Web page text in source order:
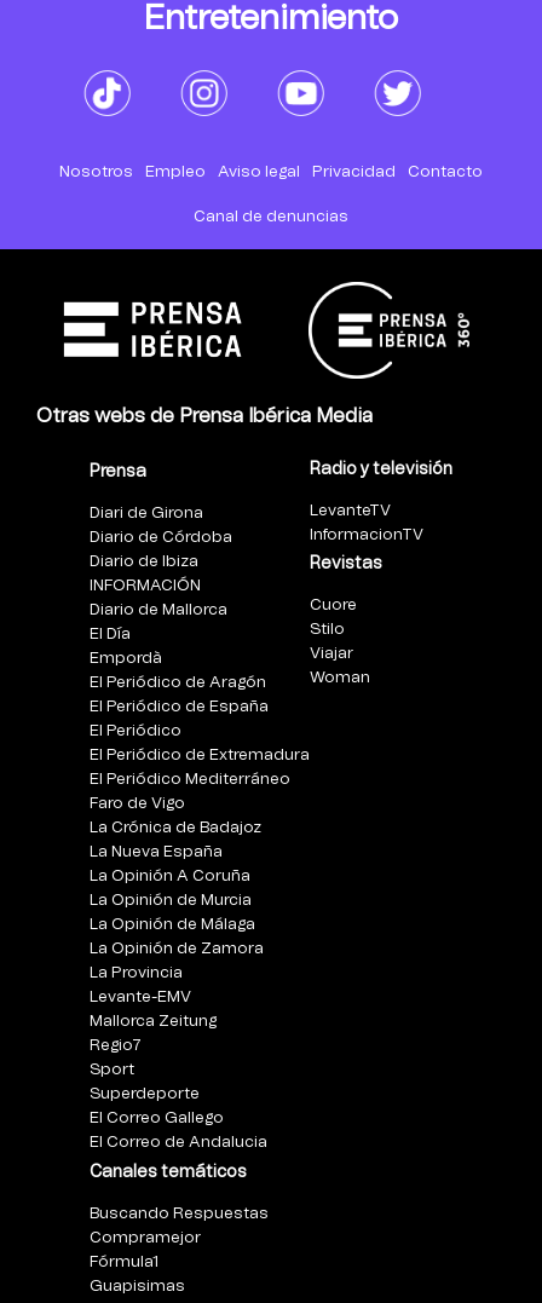
Entretenimiento
Nosotros Empleo Aviso legal Privacidad Contacto
Canal de denuncias
Otras webs de Prensa Ibérica Media
Prensa
Diari de Girona
Diario de Córdoba
Diario de Ibiza
INFORMACIÓN
Diario de Mallorca
El Día
Empordà
El Periódico de Aragón
El Periódico de España
El Periódico
El Periódico de Extremadura
El Periódico Mediterráneo
Faro de Vigo
La Crónica de Badajoz
La Nueva España
La Opinión A Coruña
La Opinión de Murcia
La Opinión de Málaga
La Opinión de Zamora
La Provincia
Levante-EMV
Mallorca Zeitung
Regio7
Sport
Superdeporte
El Correo Gallego
El Correo de Andalucia
Canales temáticos
Buscando Respuestas
Compramejor
Fórmula1
Guapisimas
Radio y televisión
LevanteTV
InformacionTV
Revistas
Cuore
Stilo
Viajar
Woman